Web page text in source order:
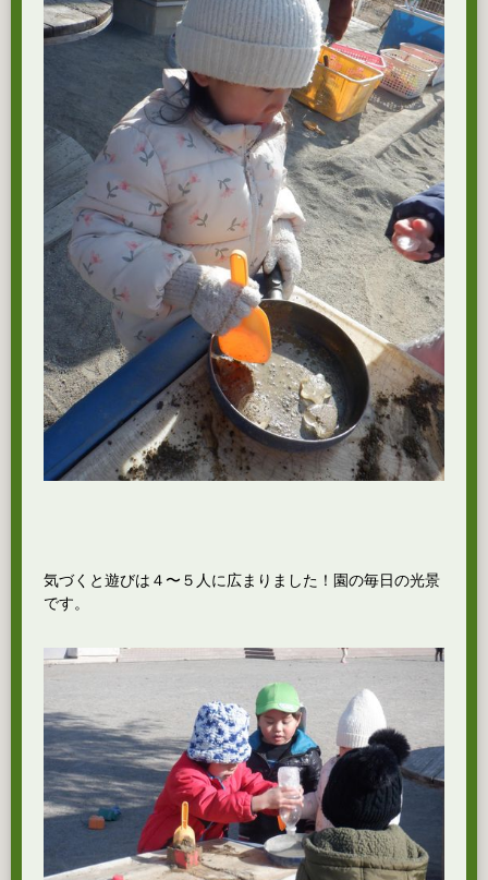
気づくと遊びは４〜５人に広まりました！園の毎日の光景
です。